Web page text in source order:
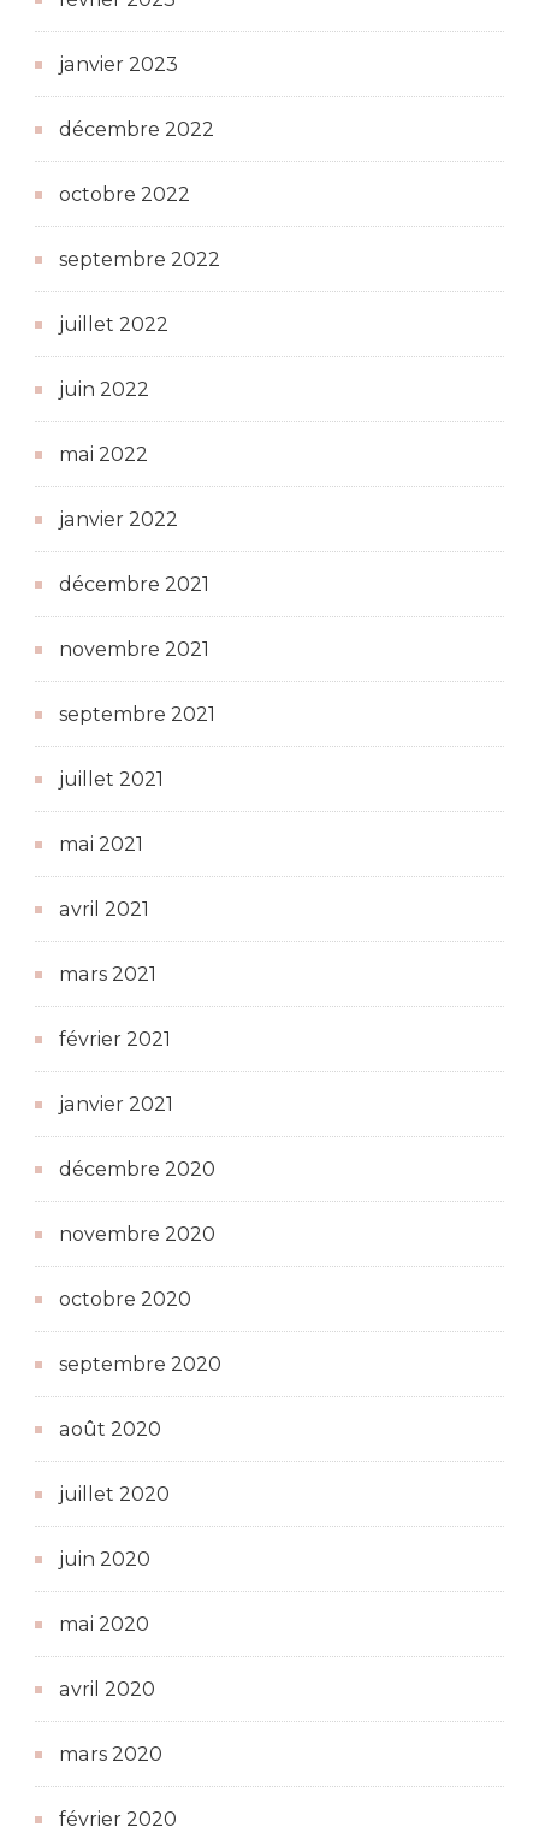
janvier 2023
décembre 2022
octobre 2022
septembre 2022
juillet 2022
juin 2022
mai 2022
janvier 2022
décembre 2021
novembre 2021
septembre 2021
juillet 2021
mai 2021
avril 2021
mars 2021
février 2021
janvier 2021
décembre 2020
novembre 2020
octobre 2020
septembre 2020
août 2020
juillet 2020
juin 2020
mai 2020
avril 2020
mars 2020
février 2020